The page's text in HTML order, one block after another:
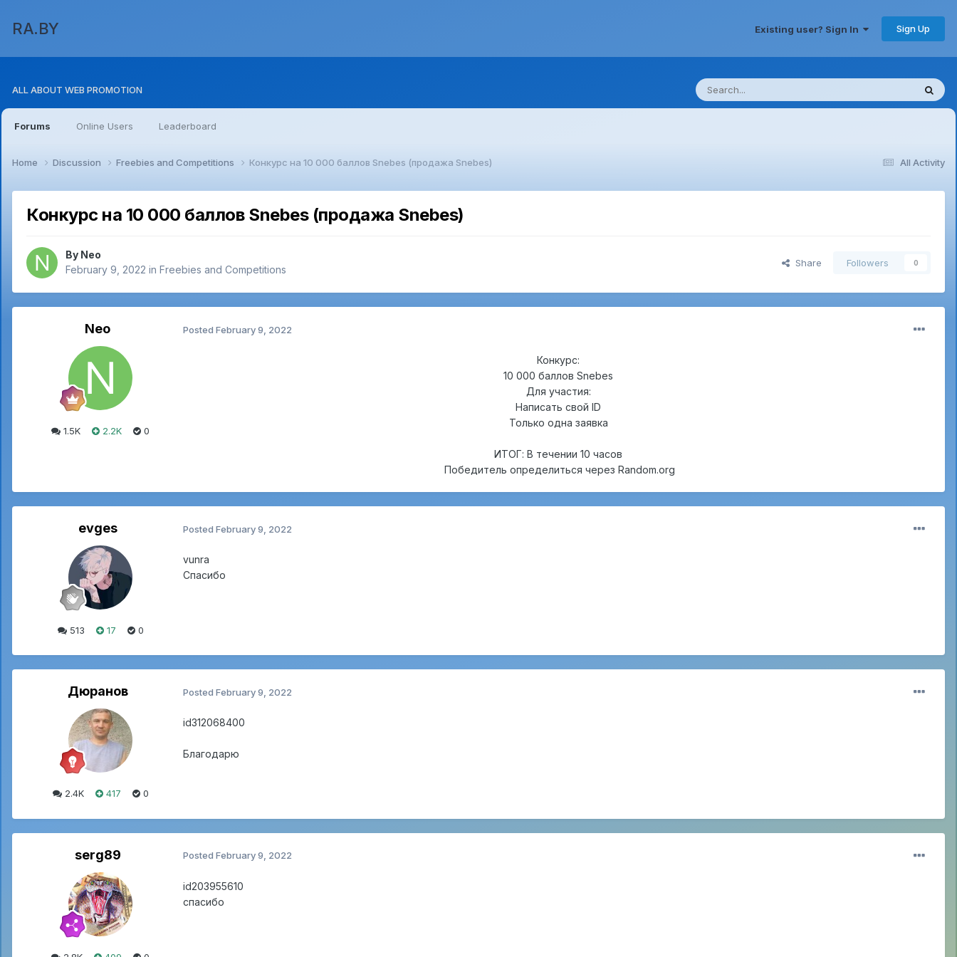
RA.BY Existing user? Sign In Sign Up
ALL ABOUT WEB PROMOTION
Forums Online Users Leaderboard
All Activity
Home Discussion Freebies and Competitions Конкурс на 10 000 баллов Snebes (продажа Snebes)
Конкурс на 10 000 баллов Snebes (продажа Snebes)
By Neo
February 9, 2022 in Freebies and Competitions
Share Followers 0
Neo
1.5K 2.2K 0
Posted February 9, 2022
Конкурс:
10 000 баллов Snebes
Для участия:
Написать свой ID
Только одна заявка
ИТОГ: В течении 10 часов
Победитель определиться через Random.org
evges
513 17 0
Posted February 9, 2022
vunra
Спасибо
Дюранов
2.4K 417 0
Posted February 9, 2022
id312068400
Благодарю
serg89 Posted February 9, 2022
id203955610
спасибо